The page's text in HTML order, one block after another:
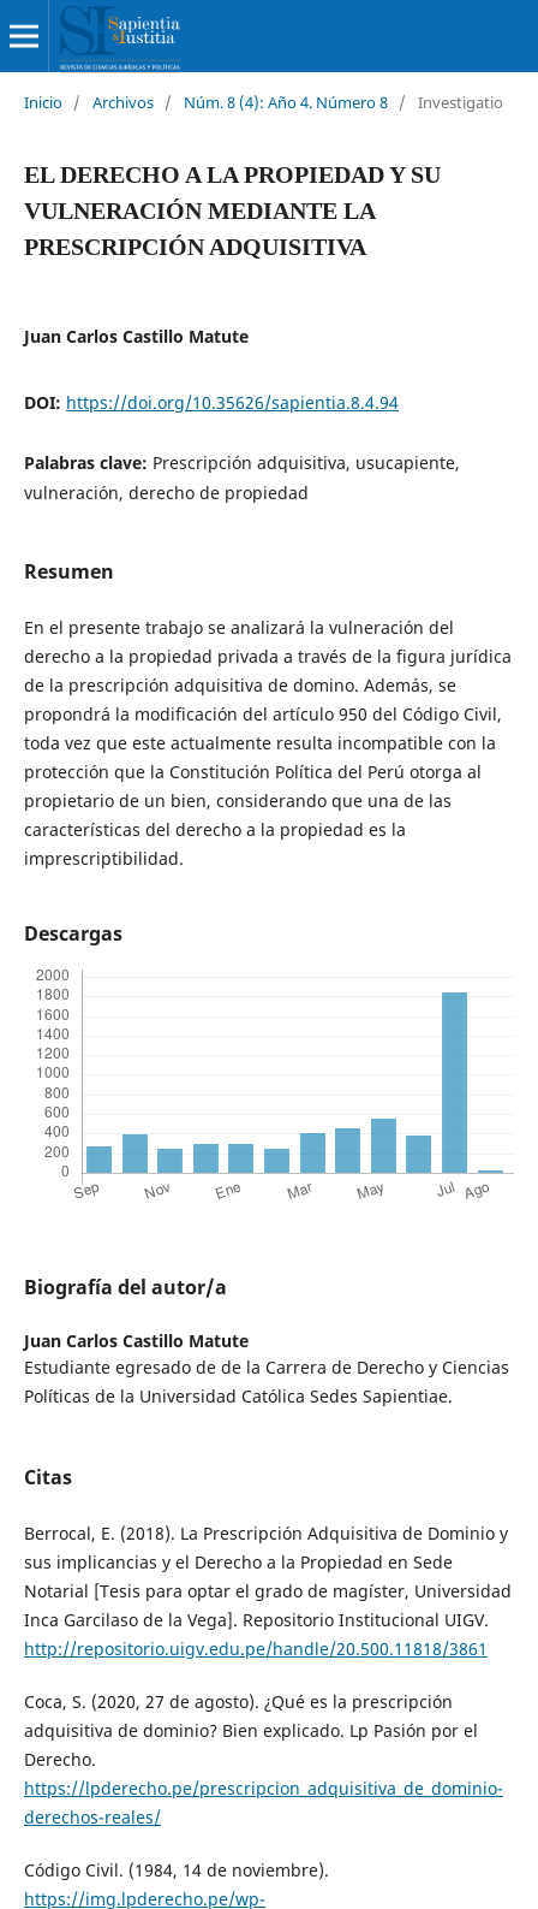
Inicio / Archivos / Núm. 8 (4): Año 4. Número 8 / Investigatio
EL DERECHO A LA PROPIEDAD Y SU
VULNERACIÓN MEDIANTE LA
PRESCRIPCIÓN ADQUISITIVA
Juan Carlos Castillo Matute
DOI: https://doi.org/10.35626/sapientia.8.4.94
Palabras clave: Prescripción adquisitiva, usucapiente,
vulneración, derecho de propiedad
Resumen
En el presente trabajo se analizará la vulneración del
derecho a la propiedad privada a través de la figura jurídica
de la prescripción adquisitiva de domino. Además, se
propondrá la modificación del artículo 950 del Código Civil,
toda vez que este actualmente resulta incompatible con la
protección que la Constitución Política del Perú otorga al
propietario de un bien, considerando que una de las
características del derecho a la propiedad es la
imprescriptibilidad.
Descargas
Biografía del autor/a
Juan Carlos Castillo Matute
Estudiante egresado de de la Carrera de Derecho y Ciencias
Políticas de la Universidad Católica Sedes Sapientiae.
Citas
Berrocal, E. (2018). La Prescripción Adquisitiva de Dominio y
sus implicancias y el Derecho a la Propiedad en Sede
Notarial [Tesis para optar el grado de magíster, Universidad
Inca Garcilaso de la Vega]. Repositorio Institucional UIGV.
http://repositorio.uigv.edu.pe/handle/20.500.11818/3861
Coca, S. (2020, 27 de agosto). ¿Qué es la prescripción
adquisitiva de dominio? Bien explicado. Lp Pasión por el
Derecho.
https://lpderecho.pe/prescripcion_adquisitiva_de_dominio-
derechos-reales/
Código Civil. (1984, 14 de noviembre).
https://img.lpderecho.pe/wp-